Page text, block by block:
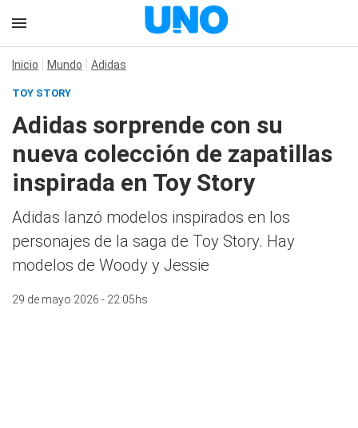
Inicio Mundo Adidas
TOY STORY
Adidas sorprende con su
nueva colección de zapatillas
inspirada en Toy Story
Adidas lanzó modelos inspirados en los
personajes de la saga de Toy Story. Hay
modelos de Woody y Jessie
29 de mayo 2026 - 22:05hs